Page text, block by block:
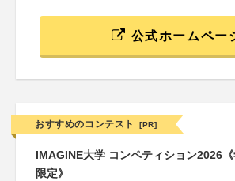
公式ホームペー
おすすめのコンテスト [PR]
IMAGINE大学 コンペティション2026《
限定》